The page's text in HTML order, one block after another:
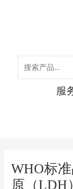
服
WHO标
原（LDH